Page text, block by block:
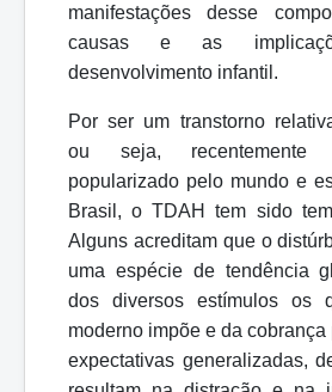
manifestações desse
causas e as
desenvolvimento infantil.
Por ser um transtorno
ou seja, recentemente
popularizado pelo mundo e
Brasil, o TDAH tem sido
Alguns acreditam que o
uma espécie de tendência
dos diversos estímulos os
moderno impõe e da
expectativas generalizadas,